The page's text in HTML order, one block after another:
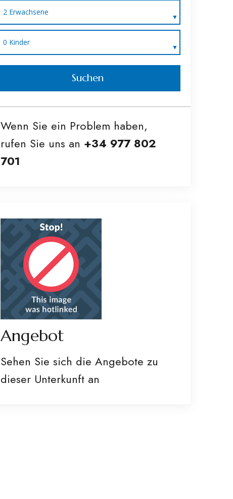
2 Erwachsene
0 Kinder
Suchen
Wenn Sie ein Problem haben,
rufen Sie uns an +34 977 802
701
Angebot
Sehen Sie sich die Angebote zu
dieser Unterkunft an